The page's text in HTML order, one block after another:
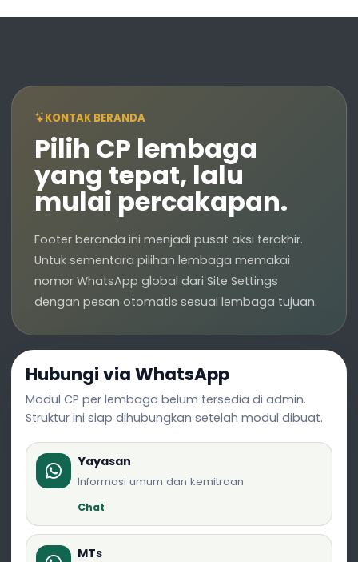
KONTAK BERANDA
Pilih CP lembaga
yang tepat, lalu
mulai percakapan.
Footer beranda ini menjadi pusat aksi terakhir.
Untuk sementara pilihan lembaga memakai
nomor WhatsApp global dari Site Settings
dengan pesan otomatis sesuai lembaga tujuan.
Hubungi via WhatsApp
Modul CP per lembaga belum tersedia di admin.
Struktur ini siap dihubungkan setelah modul dibuat.
Yayasan
Informasi umum dan kemitraan
Chat
MTs